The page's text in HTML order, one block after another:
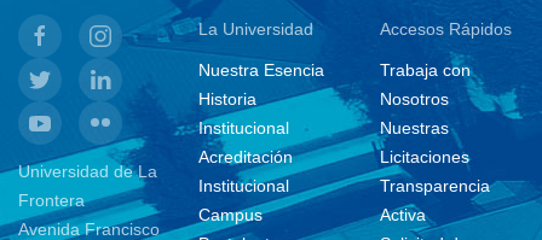
Universidad de La
Frontera
Avenida Francisco
La Universidad
Nuestra Esencia
Historia
Institucional
Acreditación
Institucional
Campus
Accesos Rápidos
Trabaja con
Nosotros
Nuestras
Licitaciones
Transparencia
Activa